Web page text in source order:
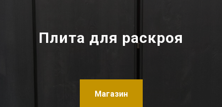
Плита для раскроя
Магазин